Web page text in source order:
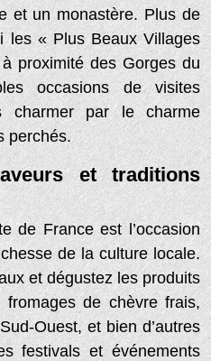
et un monastère. Plus de
les « Plus Beaux Villages
proximité des Gorges du
occasions de visites
charmer par le charme
perchés.
et traditions
de France est l’occasion
de la culture locale.
et dégustez les produits
fromages de chèvre frais,
Ouest, et bien d’autres
festivals et événements